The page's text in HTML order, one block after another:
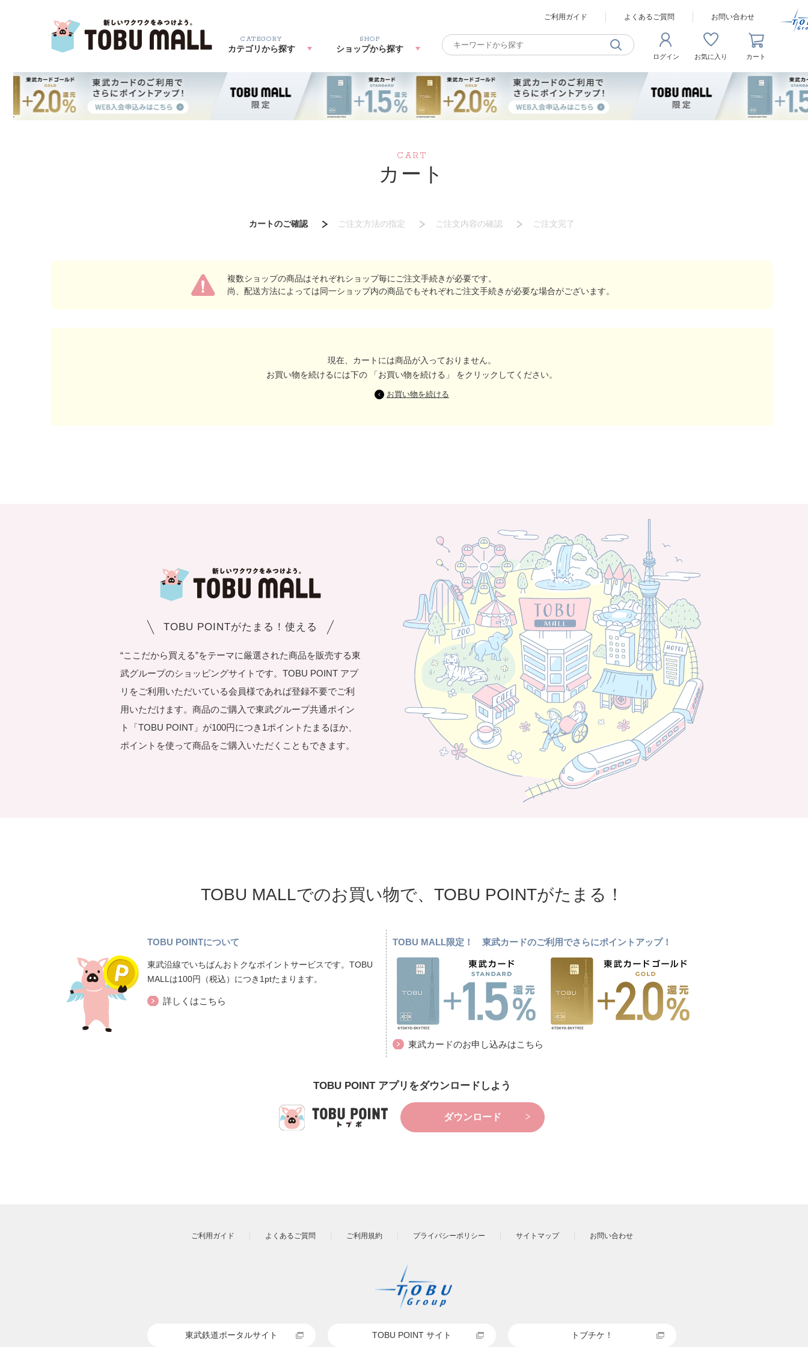
ご利用ガイド よくあるご質問 お問い合わせ
CATEGORY
カテゴリから探す
SHOP
ショップから探す
ログイン お気に入り カート
CART
カート
カートのご確認 ご注文方法の指定 ご注文内容の確認 ご注文完了
複数ショップの商品はそれぞれショップ毎にご注文手続きが必要です。
尚、配送方法によっては同一ショップ内の商品でもそれぞれご注文手続きが必要な場合がございます。
現在、カートには商品が入っておりません。
お買い物を続けるには下の 「お買い物を続ける」 をクリックしてください。
TOBU POINTがたまる！使える
“ここだから買える”をテーマに厳選された商品を販売する東
武グループのショッピングサイトです。TOBU POINT アプ
リをご利用いただいている会員様であれば登録不要でご利
用いただけます。商品のご購入で東武グループ共通ポイン
ト「TOBU POINT」が100円につき1ポイントたまるほか、
ポイントを使って商品をご購入いただくこともできます。
TOBU MALLでのお買い物で、TOBU POINTがたまる！
TOBU POINTについて
東武沿線でいちばんおトクなポイントサービスです。TOBU
MALLは100円（税込）につき1ptたまります。
詳しくはこちら
TOBU MALL限定！ 東武カードのご利用でさらにポイントアップ！
東武カードのお申し込みはこちら
TOBU POINT アプリをダウンロードしよう
ダウンロード
ご利用ガイド よくあるご質問 ご利用規約 プライバシーポリシー サイトマップ お問い合わせ
東武鉄道ポータルサイト TOBU POINT サイト トブチケ！